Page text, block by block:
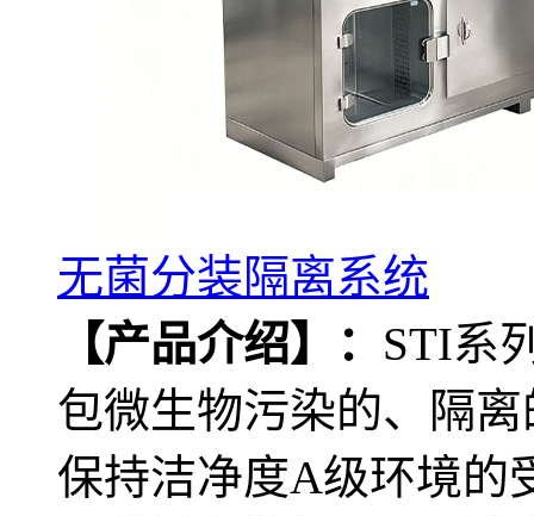
无菌分装隔离系统
【产品介绍】： STI系
包微生物污染的、隔
保持洁净度A级环境的